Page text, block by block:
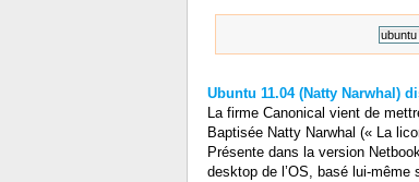
Ubuntu 11.04 (Natty Narwhal)
La firme Canonical vient de
Baptisée Natty Narwhal (« La
Présente dans la version
desktop de l’OS, basé lui-